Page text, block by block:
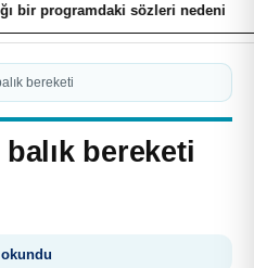
nedeniyle hakkında
bereketi
balık bereketi